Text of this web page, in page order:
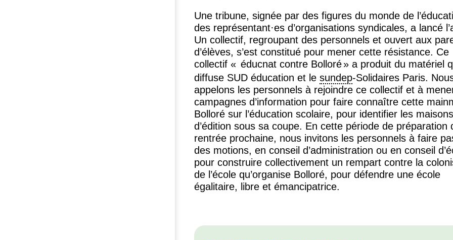
Une tribune, signée par des figures du monde de
des représentant·es d’organisations syndicales, a lancé
Un collectif, regroupant des personnels et ouvert aux
d’élèves, s’est constitué pour mener cette résistance. Ce
collectif « éducnat contre Bolloré» a produit du matériel
diffuse SUD éducation et lesundep-Solidaires Paris.
appelons les personnels à rejoindre ce collectif et à
campagnes d’information pour faire connaître cette
Bolloré sur l’éducation scolaire, pour identifier les maisons
d’édition sous sa coupe. En cette période de préparation
rentrée prochaine, nous invitons les personnels à faire
des motions, en conseil d’administration ou en conseil
pour construire collectivement un rempart contre la
de l’école qu’organise Bolloré, pour défendre une école
égalitaire, libre et émancipatrice.